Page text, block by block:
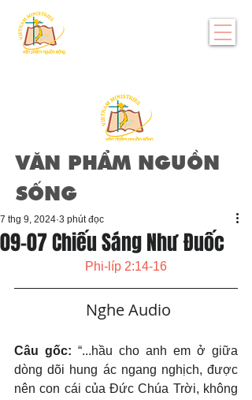
VĂN PHẨM NGUỒN
SỐNG
09-07 Chiếu Sáng Như Đuốc
7 thg 9, 2024 3 phút đọc
Phi-líp 2:14-16
   Nghe Audio
Câu gốc: “...hầu cho anh em ở giữa
dòng dõi hung ác ngang nghịch, được
nên con cái của Đức Chúa Trời, không